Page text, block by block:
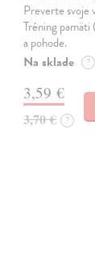
Preverte svoje
Tréning pamäti
a pohode.
Na sklade ?
3,59 €
3,70 € ?